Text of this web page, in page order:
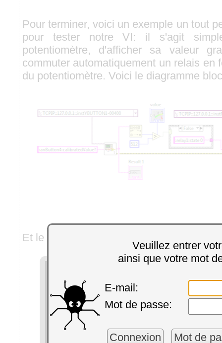
Veuillez entrer
ainsi que votre mot
E-mail:
Mot de passe:
Connexion Mot de
Pour terminer, voici un exemple un tout
pour tester notre VI: il s'agit
potentiomètre, d'afficher sa valeur
commuter automatiquement un relais en
du potentiomètre. Voici le diagramme
Et le voici en vrai: